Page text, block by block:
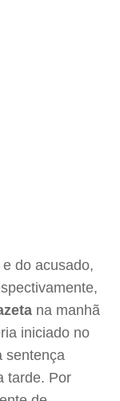
do acusado,
na manhã
iniciado no
sentença
tarde. Por